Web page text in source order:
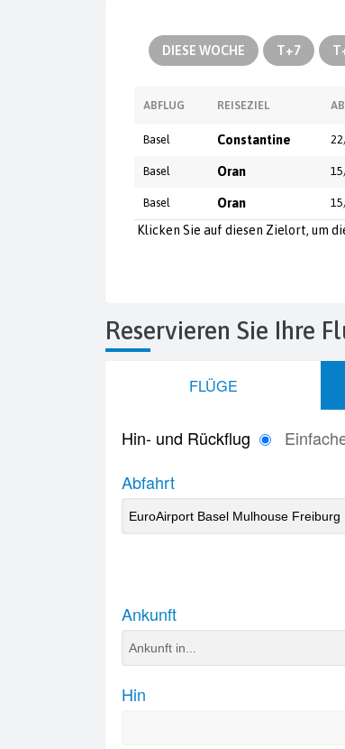
DIESE WOCHE T+7
ABFLUG REISEZIEL
Basel Constantine
Basel Oran
Basel Oran
Klicken Sie auf diesen Zielort, um
Reservieren Sie Ihre